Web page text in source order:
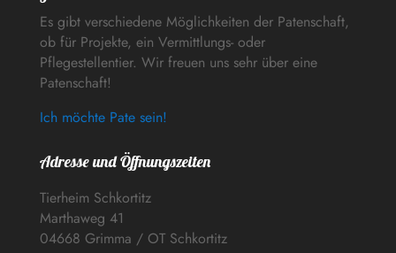
Es gibt verschiedene Möglichkeiten der Patenschaft,
ob für Projekte, ein Vermittlungs- oder
Pflegestellentier. Wir freuen uns sehr über eine
Patenschaft!
Ich möchte Pate sein!
Adresse und Öffnungszeiten
Tierheim Schkortitz
Marthaweg 41
04668 Grimma / OT Schkortitz